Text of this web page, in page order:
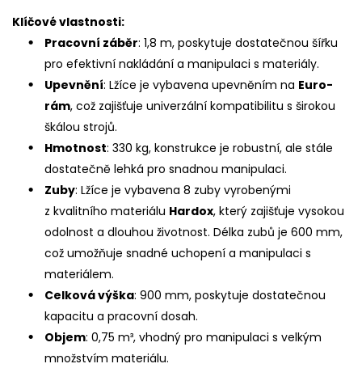
Klíčové vlastnosti:
Pracovní záběr: 1,8 m, poskytuje dostatečnou šířku
pro efektivní nakládání a manipulaci s materiály.
Upevnění: Lžíce je vybavena upevněním na Euro-
rám, což zajišťuje univerzální kompatibilitu s širokou
škálou strojů.
Hmotnost: 330 kg, konstrukce je robustní, ale stále
dostatečně lehká pro snadnou manipulaci.
Zuby: Lžíce je vybavena 8 zuby vyrobenými
z kvalitního materiálu Hardox, který zajišťuje vysokou
odolnost a dlouhou životnost. Délka zubů je 600 mm,
což umožňuje snadné uchopení a manipulaci s
materiálem.
Celková výška: 900 mm, poskytuje dostatečnou
kapacitu a pracovní dosah.
Objem: 0,75 m³, vhodný pro manipulaci s velkým
množstvím materiálu.